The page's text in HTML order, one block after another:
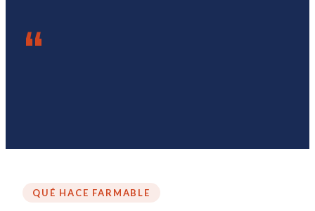
“
QUÉ HACE FARMABLE